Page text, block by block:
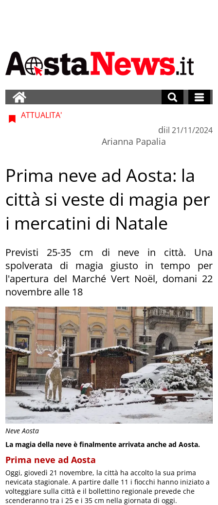
Neve Aosta
ATTUALITA'
di
Arianna Papalia
il 21/11/2024
Prima neve ad Aosta: la
città si veste di magia per
i mercatini di Natale
Previsti 25-35 cm di neve in città. Una
spolverata di magia giusto in tempo per
l'apertura del Marché Vert Noël, domani 22
novembre alle 18
La magia della neve è finalmente arrivata anche ad Aosta.
Prima neve ad Aosta
Oggi, giovedì 21 novembre, la città ha accolto la sua prima
nevicata stagionale. A partire dalle 11 i fiocchi hanno iniziato a
volteggiare sulla città e il bollettino regionale prevede che
scenderanno tra i 25 e i 35 cm nella giornata di oggi.